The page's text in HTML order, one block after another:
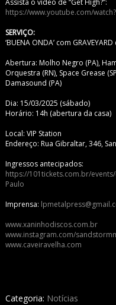
Assista o vídeo de “Get High?”:
https://www.youtube.com/
SERVIÇO:
‘BUENA ONDA’ com
Abertura: Molho Negro (PA),
Orquestra (RN), Space Grease
Damasound (PA)
Dia: 15/03/2025 (sábado)
Horário: 14h (abertura da casa)
Local: VIP Station
Endereço: Rua Gibraltar, 346,
Ingressos antecipados:
https://101tickets.com.br/
Paulo
Imprensa:
www.xaninhodiscos.com.br
www.instagram.com/
www.caveiravelha.com
Categoria: Notícias